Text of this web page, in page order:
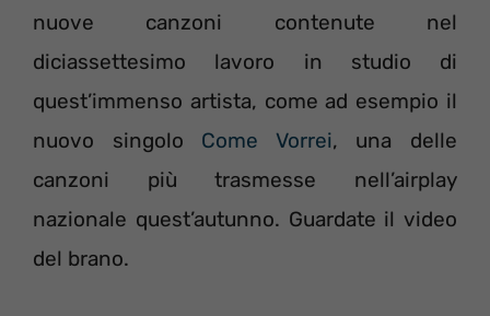
nuove canzoni contenute nel
diciassettesimo lavoro in studio di
quest’immenso artista, come ad esempio il
nuovo singolo Come Vorrei, una delle
canzoni più trasmesse nell’airplay
nazionale quest’autunno. Guardate il video
del brano.